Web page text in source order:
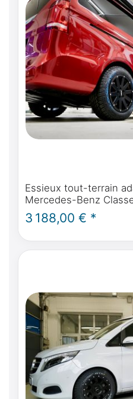
Essieux tout-terrain
Mercedes-Benz
Horizon, Activity -
Loder Tire AT #1
3 188,00 € *